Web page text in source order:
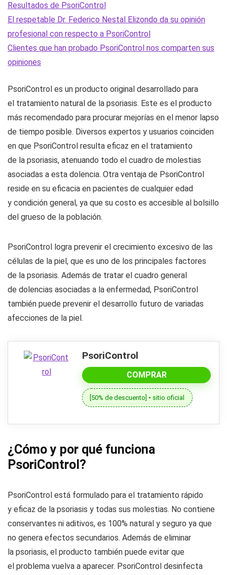
Resultados de PsoriControl
El respetable Dr. Federico Nestal Elizondo da su opinión
profesional con respecto a PsoriControl
Clientes que han probado PsoriControl nos comparten sus
opiniones
PsoriControl es un producto original desarrollado para
el tratamiento natural de la psoriasis. Este es el producto
más recomendado para procurar mejorías en el menor lapso
de tiempo posible. Diversos expertos y usuarios coinciden
en que PsoriControl resulta eficaz en el tratamiento
de la psoriasis, atenuando todo el cuadro de molestias
asociadas a esta dolencia. Otra ventaja de PsoriControl
reside en su eficacia en pacientes de cualquier edad
y condición general, ya que su costo es accesible al bolsillo
del grueso de la población.
PsoriControl logra prevenir el crecimiento excesivo de las
células de la piel, que es uno de los principales factores
de la psoriasis. Además de tratar el cuadro general
de dolencias asociadas a la enfermedad, PsoriControl
también puede prevenir el desarrollo futuro de variadas
afecciones de la piel.
PsoriControl
COMPRAR
[50% de descuento] • sitio oficial
¿Cómo y por qué funciona
PsoriControl?
PsoriControl está formulado para el tratamiento rápido
y eficaz de la psoriasis y todas sus molestias. No contiene
conservantes ni aditivos, es 100% natural y seguro ya que
no genera efectos secundarios. Además de eliminar
la psoriasis, el producto también puede evitar que
el problema vuelva a aparecer. PsoriControl desinfecta